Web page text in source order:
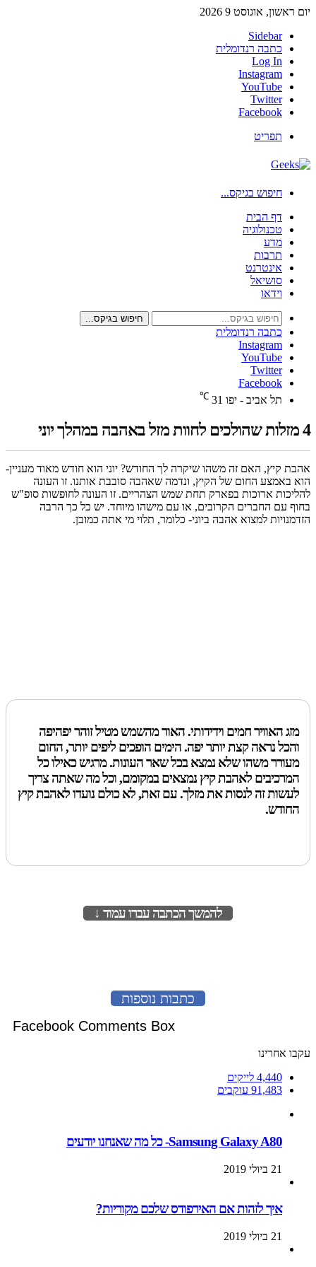
יום ראשון, אוגוסט 9 2026
Sidebar
כתבה רנדומלית
Log In
Instagram
YouTube
Twitter
Facebook
תפריט
חיפוש בגיקס...
דף הבית
טכנולוגיה
מדע
תרבות
אינטרנט
סושיאל
וידאו
חיפוש בגיקס...
כתבה רנדומלית
Instagram
YouTube
Twitter
Facebook
תל אביב - יפו 31
℃
4 מזלות שהולכים לחוות מזל באהבה במהלך יוני
אהבת קיץ, האם זה משהו שיקרה לך החודש? יוני הוא חודש מאוד מעניין-
הוא באמצע החום של הקיץ, ונדמה שאהבה סובבת אותנו. זו העונה
להליכות ארוכות בפארק תחת שמש הצהריים. זו העונה לחופשות סופ"ש
בחוף עם החברים הקרובים, או עם מישהו מיוחד. יש כל כך הרבה
הזדמנויות למצוא אהבה ביוני- כלומר, תלוי מי אתה כמובן.
מזג האוויר חמים וידידותי. האור מהשמש מטיל זוהר יפהיפה
והכל נראה קצת יותר יפה. הימים הופכים ליפים יותר, החום
מעורר משהו שלא נמצא בכל שאר העונות. מרגיש כאילו כל
המרכיבים לאהבת קיץ נמצאים במקומם, וכל מה שאתה צריך
לעשות זה לנסות את מזלך. עם זאת, לא כולם נועדו לאהבת קיץ
החודש.
להמשך הכתבה עברו עמוד ↓
כתבות נוספות
Facebook Comments Box
עקבו אחרינו
4,440 לייקים
91,483 עוקבים
Samsung Galaxy A80- כל מה שאנחנו יודעים
21 ביולי 2019
איך לזהות אם האירפודס שלכם מקוריות?
21 ביולי 2019